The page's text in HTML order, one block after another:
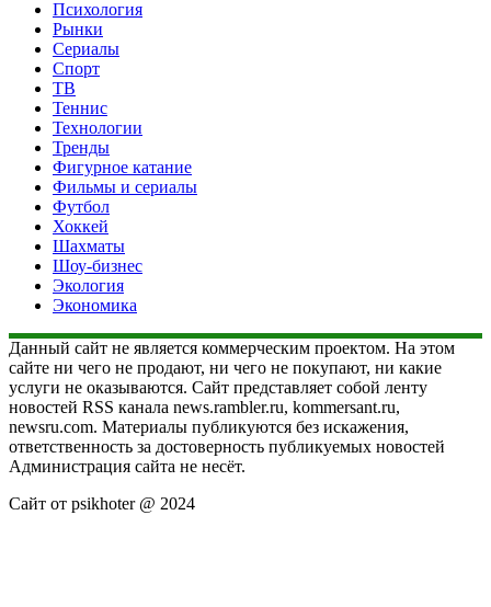
Психология
Рынки
Сериалы
Спорт
ТВ
Теннис
Технологии
Тренды
Фигурное катание
Фильмы и сериалы
Футбол
Хоккей
Шахматы
Шоу-бизнес
Экология
Экономика
Данный сайт не является коммерческим проектом. На этом
сайте ни чего не продают, ни чего не покупают, ни какие
услуги не оказываются. Сайт представляет собой ленту
новостей RSS канала news.rambler.ru, kommersant.ru,
newsru.com. Материалы публикуются без искажения,
ответственность за достоверность публикуемых новостей
Администрация сайта не несёт.
Сайт от psikhoter @ 2024